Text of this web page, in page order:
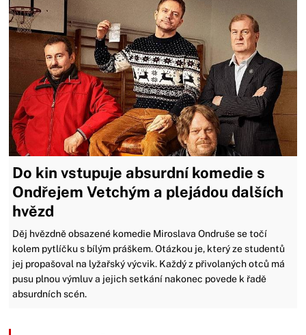
Do kin vstupuje absurdní komedie s
Ondřejem Vetchým a plejádou dalších
hvězd
Děj hvězdně obsazené komedie Miroslava Ondruše se točí
kolem pytlíčku s bílým práškem. Otázkou je, který ze studentů
jej propašoval na lyžařský výcvik. Každý z přivolaných otců má
pusu plnou výmluv a jejich setkání nakonec povede k řadě
absurdních scén.